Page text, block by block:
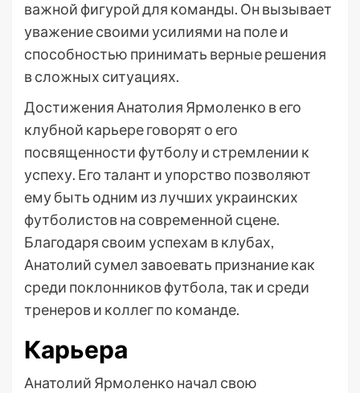
важной фигурой для команды. Он вызывает
уважение своими усилиями на поле и
способностью принимать верные решения
в сложных ситуациях.
Достижения Анатолия Ярмоленко в его
клубной карьере говорят о его
посвященности футболу и стремлении к
успеху. Его талант и упорство позволяют
ему быть одним из лучших украинских
футболистов на современной сцене.
Благодаря своим успехам в клубах,
Анатолий сумел завоевать признание как
среди поклонников футбола, так и среди
тренеров и коллег по команде.
Карьера
Анатолий Ярмоленко начал свою